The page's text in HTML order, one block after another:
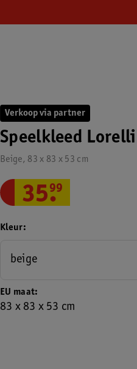
Verkoop via partner
Speelkleed
Beige, 83 x 83 x 53 cm
35.
99
EU maat
83 x 83 x 53 cm
Kleur
beige